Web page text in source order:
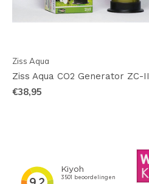
Ziss Aqua
Ziss Aqua CO2 Generator ZC-II
€38,95